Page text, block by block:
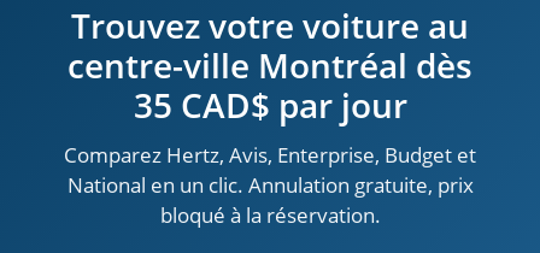
Trouvez votre voiture au
centre-ville Montréal dès
35 CAD$ par jour
Comparez Hertz, Avis, Enterprise, Budget et
National en un clic. Annulation gratuite, prix
bloqué à la réservation.